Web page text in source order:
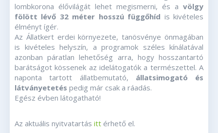
lombkorona élővilágát lehet megismerni, és a völgy
fölött lévő 32 méter hosszú függőhíd is kivételes
élményt ígér.
Az Állatkert erdei környezete, tanösvénye önmagában
is kivételes helyszín, a programok széles kínálatával
azonban páratlan lehetőség arra, hogy hosszantartó
barátságot kössenek az idelátogatók a természettel. A
naponta tartott állatbemutató, állatsimogató és
látványetetés pedig már csak a ráadás.
Egész évben látogatható!
Az aktuális nyitvatartás itt érhető el.